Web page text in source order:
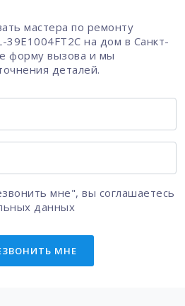
мастера по ремонту
39E1004FT2C на дом в Санкт-
форму вызова и мы
деталей.
мне", вы соглашаетесь
данных
МНЕ